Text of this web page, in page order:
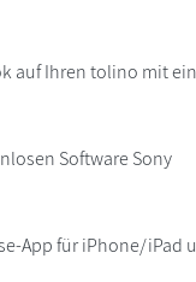
auf Ihren tolino mit
Software Sony
App für iPhone/iPad